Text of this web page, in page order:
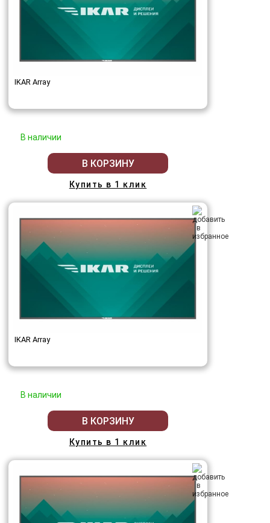
IKAR Array
В наличии
В КОРЗИНУ
Купить в 1 клик
IKAR Array
В наличии
В КОРЗИНУ
Купить в 1 клик